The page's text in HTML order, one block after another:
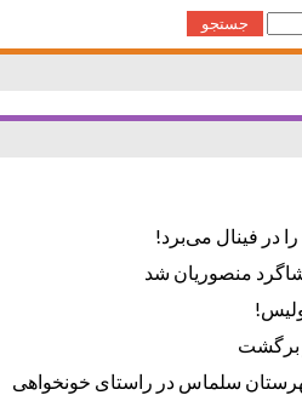
در فینال می‌برد!
منصوریان شد
برگشت
سلماس در راستای خونخواهی